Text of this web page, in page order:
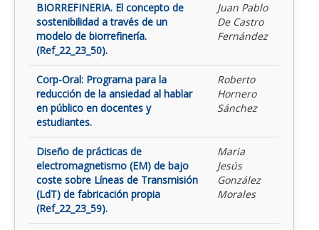
BIORREFINERIA. El concepto de
sostenibilidad a través de un
modelo de biorrefinería.
(Ref_22_23_50).
Juan Pablo
De Castro
Fernández
Corp-Oral: Programa para la
reducción de la ansiedad al hablar
en público en docentes y
estudiantes.
Roberto
Hornero
Sánchez
Diseño de prácticas de
electromagnetismo (EM) de bajo
coste sobre Líneas de Transmisión
(LdT) de fabricación propia
(Ref_22_23_59).
Maria
Jesús
González
Morales